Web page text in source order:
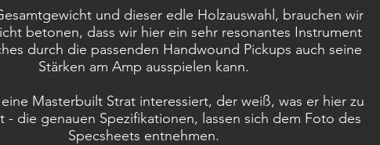
und dieser edle Holzauswahl, brauchen wir
betonen, dass wir hier ein sehr resonantes Instrument
durch die passenden Handwound Pickups auch seine
Stärken am Amp ausspielen kann.
Masterbuilt Strat interessiert, der weiß, was er hier zu
- die genauen Spezifikationen, lassen sich dem Foto des
Specsheets entnehmen.